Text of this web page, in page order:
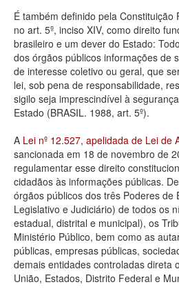
Administração
Legislação
Agenda
Perguntas frequentes
Contato
É também definido pela Constituição
no art. 5º, inciso XIV, como direito
brasileiro e um dever do Estado:
dos órgãos públicos informações de
de interesse coletivo ou geral, que
lei, sob pena de responsabilidade,
sigilo seja imprescindível à
Estado (BRASIL. 1988, art. 5º).
A Lei nº 12.527, apelidada de Lei de
sancionada em 18 de novembro de
regulamentar esse direito
cidadãos às informações públicas.
órgãos públicos dos três Poderes de
Legislativo e Judiciário) de todos os
estadual, distrital e municipal), os
Ministério Público, bem como as
públicas, empresas públicas,
demais entidades controladas direta
União, Estados, Distrito Federal e